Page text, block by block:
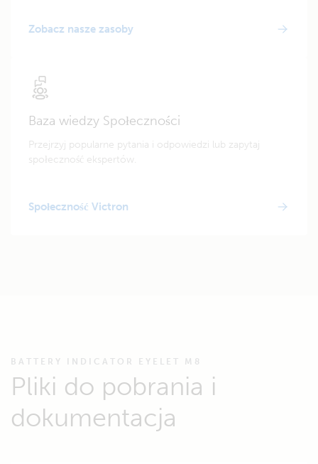
Zobacz nasze zasoby
Baza wiedzy Społeczności
Przejrzyj popularne pytania i odpowiedzi lub zapytaj
społeczność ekspertów.
Społeczność Victron
BATTERY INDICATOR EYELET M8
Pliki do pobrania i
dokumentacja